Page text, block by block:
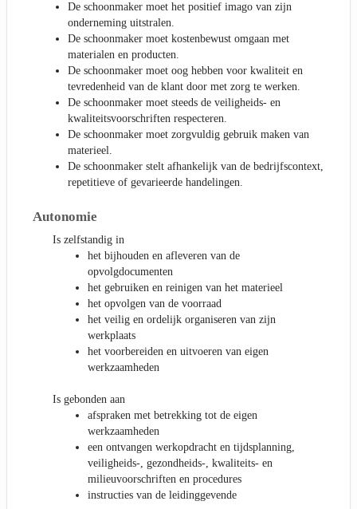
De schoonmaker moet het positief imago van zijn
onderneming uitstralen.
De schoonmaker moet kostenbewust omgaan met
materialen en producten.
De schoonmaker moet oog hebben voor kwaliteit en
tevredenheid van de klant door met zorg te werken.
De schoonmaker moet steeds de veiligheids- en
kwaliteitsvoorschriften respecteren.
De schoonmaker moet zorgvuldig gebruik maken van
materieel.
De schoonmaker stelt afhankelijk van de bedrijfscontext,
repetitieve of gevarieerde handelingen.
Autonomie
Is zelfstandig in
het bijhouden en afleveren van de
opvolgdocumenten
het gebruiken en reinigen van het materieel
het opvolgen van de voorraad
het veilig en ordelijk organiseren van zijn
werkplaats
het voorbereiden en uitvoeren van eigen
werkzaamheden
Is gebonden aan
afspraken met betrekking tot de eigen
werkzaamheden
een ontvangen werkopdracht en tijdsplanning,
veiligheids-, gezondheids-, kwaliteits- en
milieuvoorschriften en procedures
instructies van de leidinggevende